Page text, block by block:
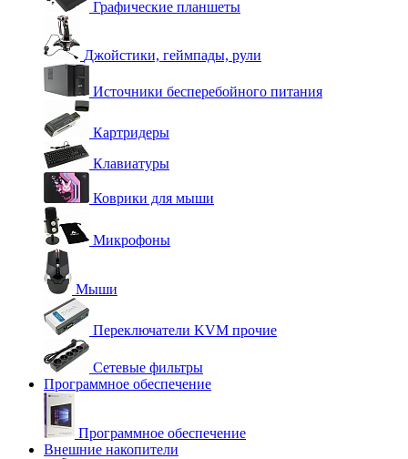
Графические планшеты
Джойстики, геймпады, рули
Источники бесперебойного питания
Картридеры
Клавиатуры
Коврики для мыши
Микрофоны
Мыши
Переключатели KVM прочие
Сетевые фильтры
Программное обеспечение
Программное обеспечение
Внешние накопители